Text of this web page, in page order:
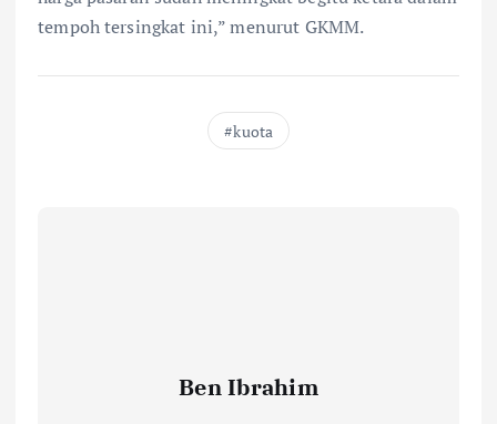
tempoh tersingkat ini,” menurut GKMM.
kuota
Ben Ibrahim